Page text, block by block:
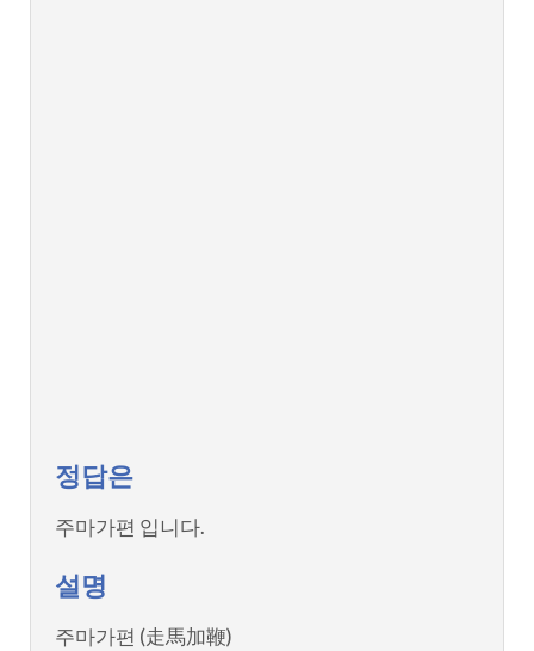
정답은
주마가편 입니다.
설명
주마가편 (走馬加鞭)